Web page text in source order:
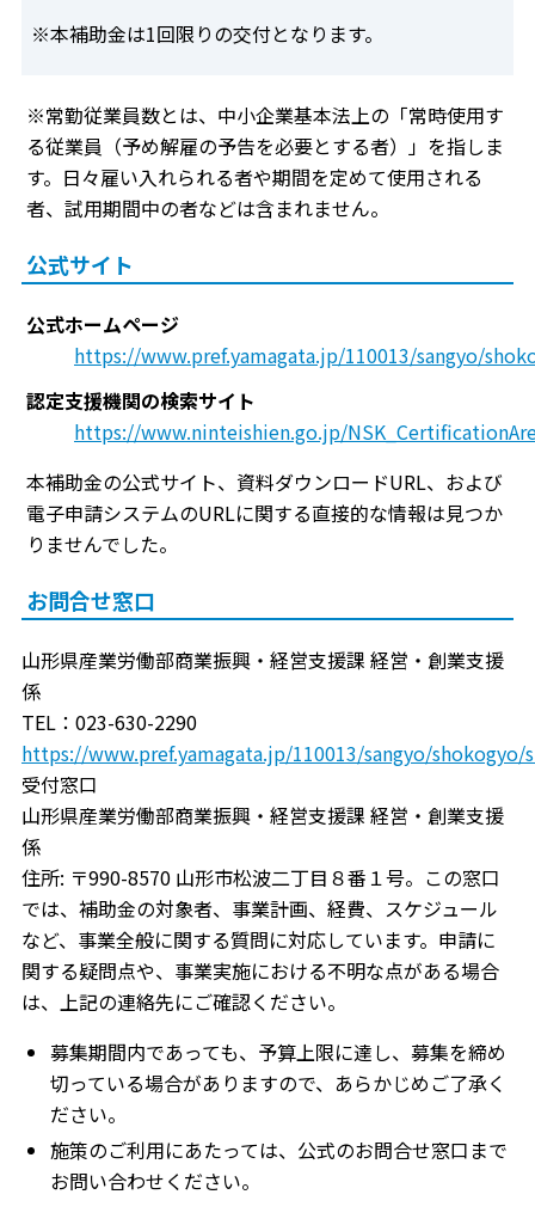
※本補助金は1回限りの交付となります。
※常勤従業員数とは、中小企業基本法上の「常時使用す
る従業員（予め解雇の予告を必要とする者）」を指しま
す。日々雇い入れられる者や期間を定めて使用される
者、試用期間中の者などは含まれません。
公式サイト
公式ホームページ
https://www.pref.yamagata.jp/110013/sangyo/
認定支援機関の検索サイト
https://www.ninteishien.go.jp/
本補助金の公式サイト、資料ダウンロードURL、および
電子申請システムのURLに関する直接的な情報は見つか
りませんでした。
お問合せ窓口
山形県産業労働部商業振興・経営支援課 経営・創業支援
係
TEL：023-630-2290
https://www.pref.yamagata.jp/110013/sangyo/
受付窓口
山形県産業労働部商業振興・経営支援課 経営・創業支援
係
住所: 〒990-8570 山形市松波二丁目８番１号。この窓口
では、補助金の対象者、事業計画、経費、スケジュール
など、事業全般に関する質問に対応しています。申請に
関する疑問点や、事業実施における不明な点がある場合
は、上記の連絡先にご確認ください。
募集期間内であっても、予算上限に達し、募集を締め
切っている場合がありますので、あらかじめご了承く
ださい。
施策のご利用にあたっては、公式のお問合せ窓口まで
お問い合わせください。